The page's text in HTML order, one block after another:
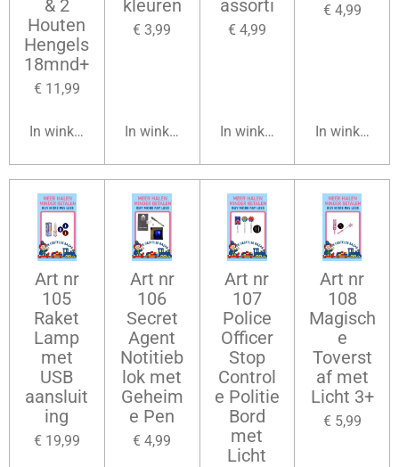
& 2
Houten
Hengels
18mnd+
€ 11,99
In winkelwagen
kleuren
€ 3,99
In winkelwagen
assorti
€ 4,99
In winkelwagen
€ 4,99
In
Art nr
105
Raket
Lamp
met
USB
aansluit
ing
€ 19,99
Art nr
106
Secret
Agent
Notitieb
lok met
Geheim
e Pen
€ 4,99
Art nr
107
Police
Officer
Stop
Control
e Politie
Bord
met
Licht
Art nr
108
Magisch
e
Toverst
af met
Licht 3+
€ 5,99